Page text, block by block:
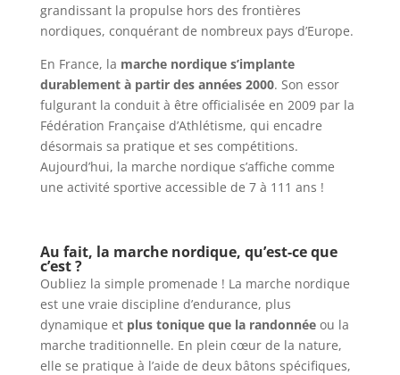
grandissant la propulse hors des frontières
nordiques, conquérant de nombreux pays d’Europe.
En France, la marche nordique s’implante
durablement à partir des années 2000. Son essor
fulgurant la conduit à être officialisée en 2009 par la
Fédération Française d’Athlétisme, qui encadre
désormais sa pratique et ses compétitions.
Aujourd’hui, la marche nordique s’affiche comme
une activité sportive accessible de 7 à 111 ans !
Au fait, la marche nordique, qu’est-ce que
c’est ?
Oubliez la simple promenade ! La marche nordique
est une vraie discipline d’endurance, plus
dynamique etplus tonique que la randonnéeou la
marche traditionnelle. En plein cœur de la nature,
elle se pratique à l’aide de deux bâtons spécifiques,